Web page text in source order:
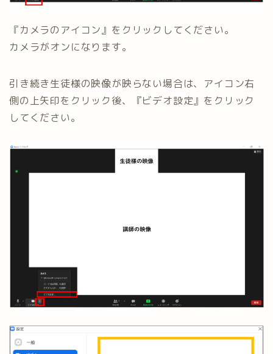
『カメラのアイコン』をクリックしてください。
カメラがオンになります。
引き続き生徒様の映像が映らない場合は、アイコン右
側の上矢印をクリック後、『ビデオ設定』をクリック
してください。